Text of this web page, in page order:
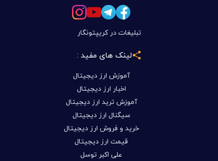
تبلیغات در کریپتونگار
لینک های مفید :
آموزش ارز دیجیتال
اخبار ارز دیجیتال
آموزش ترید ارز دیجیتال
سیگنال ارز دیجیتال
خرید و فروش ارز دیجیتال
قیمت ارز دیجیتال